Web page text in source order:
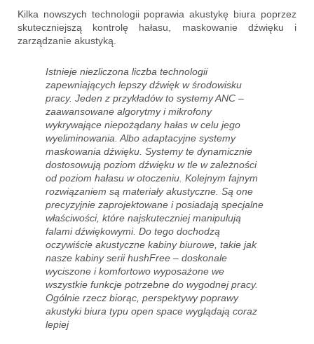
Kilka nowszych technologii poprawia akustykę biura poprzez
skuteczniejszą kontrolę hałasu, maskowanie dźwięku i
zarządzanie akustyką.
Istnieje niezliczona liczba technologii
zapewniających lepszy dźwięk w środowisku
pracy. Jeden z przykładów to systemy ANC –
zaawansowane algorytmy i mikrofony
wykrywające niepożądany hałas w celu jego
wyeliminowania. Albo adaptacyjne systemy
maskowania dźwięku. Systemy te dynamicznie
dostosowują poziom dźwięku w tle w zależności
od poziom hałasu w otoczeniu. Kolejnym fajnym
rozwiązaniem są materiały akustyczne. Są one
precyzyjnie zaprojektowane i posiadają specjalne
właściwości, które najskuteczniej manipulują
falami dźwiękowymi. Do tego dochodzą
oczywiście akustyczne kabiny biurowe, takie jak
nasze kabiny serii hushFree – doskonale
wyciszone i komfortowo wyposażone we
wszystkie funkcje potrzebne do wygodnej pracy.
Ogólnie rzecz biorąc, perspektywy poprawy
akustyki biura typu open space wyglądają coraz
lepiej